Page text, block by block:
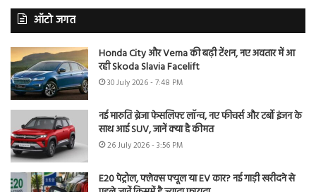
ऑटो जगत
Honda City और Verna की बढ़ी टेंशन, नए अवतार में आ
रही Skoda Slavia Facelift
30 July 2026 - 7:48 PM
नई मारुति ब्रेजा फेसलिफ्ट लॉन्च, नए फीचर्स और टर्बो इंजन के
साथ आई SUV, जानें क्या है कीमत
26 July 2026 - 3:56 PM
E20 पेट्रोल, फ्लेक्स फ्यूल या EV कार? नई गाड़ी खरीदने से